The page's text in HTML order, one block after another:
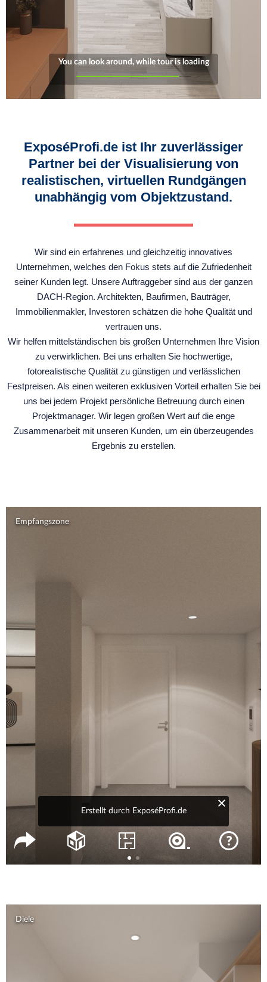
ExposéProfi.de ist Ihr zuverlässiger
Partner bei der Visualisierung von
realistischen, virtuellen Rundgängen
unabhängig vom Objektzustand.
Wir sind ein erfahrenes und gleichzeitig innovatives
Unternehmen, welches den Fokus stets auf die Zufriedenheit
seiner Kunden legt. Unsere Auftraggeber sind aus der ganzen
DACH-Region. Architekten, Baufirmen, Bauträger,
Immobilienmakler, Investoren schätzen die hohe Qualität und
vertrauen uns.
Wir helfen mittelständischen bis großen Unternehmen Ihre Vision
zu verwirklichen. Bei uns erhalten Sie hochwertige,
fotorealistische Qualität zu günstigen und verlässlichen
Festpreisen. Als einen weiteren exklusiven Vorteil erhalten Sie bei
uns bei jedem Projekt persönliche Betreuung durch einen
Projektmanager. Wir legen großen Wert auf die enge
Zusammenarbeit mit unseren Kunden, um ein überzeugendes
Ergebnis zu erstellen.